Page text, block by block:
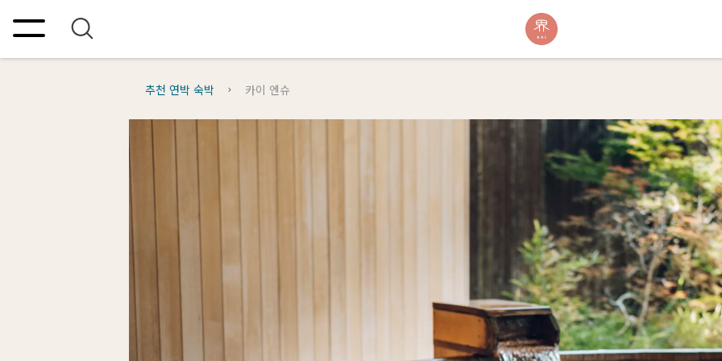
추천 연박 숙박 카이 엔슈